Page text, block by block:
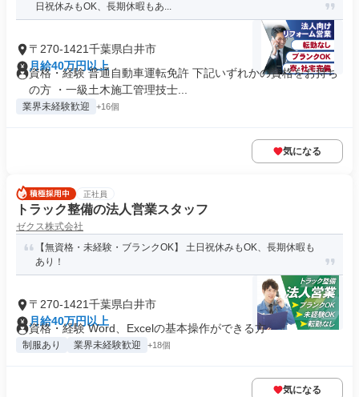
日祝休みもOK、長期休暇もあ...
〒270-1421千葉県白井市
月給40万円以上
資格・経験 普通自動車運転免許 下記いずれかの資格をお持ち
の方 ・一級土木施工管理技士...
業界未経験歓迎 +16個
気になる
正社員
トラック整備の法人営業スタッフ
ゼクス株式会社
【無資格・未経験・ブランクOK】 土日祝休みもOK、長期休暇も
あり！
〒270-1421千葉県白井市
月給40万円以上
資格・経験 Word、Excelの基本操作ができる方
制服あり 業界未経験歓迎 +18個
気になる